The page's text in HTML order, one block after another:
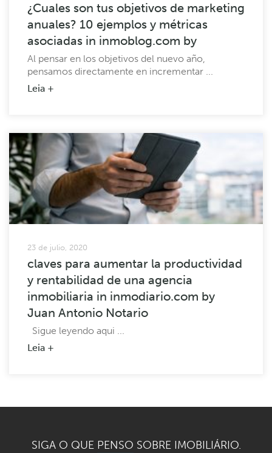
¿Cuales son tus objetivos de marketing
anuales? 10 ejemplos y métricas
asociadas in inmoblog.com by
Al pensar en los objetivos del nuevo año,
pensamos directamente en incrementar ...
Leia +
23 de julio, 2020
claves para aumentar la productividad
y rentabilidad de una agencia
inmobiliaria in inmodiario.com by
Juan Antonio Notario
Sigue leyendo aqui ...
Leia +
SIGA O QUE PENSO SOBRE IMOBILIÁRIO.